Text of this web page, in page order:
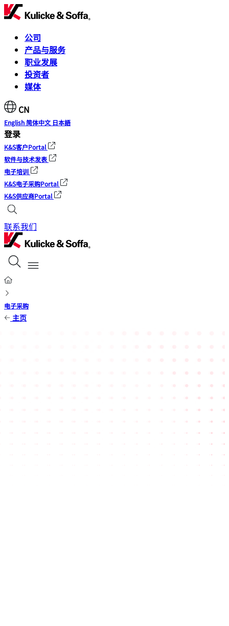
公司
产品与服务
职业发展
投资者
媒体
CN
English简体中文 日本語
登录
K&S客户Portal
软件与技术发表
电子培训
K&S电子采购Portal
K&S供应商Portal
联系我们
电子采购
主页